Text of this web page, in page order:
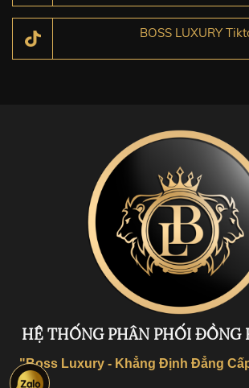
BOSS LUXURY
HỆ THỐNG PHÂN PHỐI ĐỒNG
"Boss Luxury - Khẳng Định Đẳng